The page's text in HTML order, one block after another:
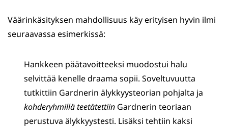
Väärinkäsityksen mahdollisuus käy erityisen hyvin ilmi
seuraavassa esimerkissä:
Hankkeen päätavoitteeksi muodostui halu
selvittää kenelle draama sopii. Soveltuvuutta
tutkittiin Gardnerin älykkyysteorian pohjalta ja
kohderyhmilläteetätettiin Gardnerin teoriaan
perustuva älykkyystesti. Lisäksi tehtiin kaksi